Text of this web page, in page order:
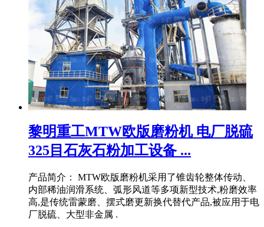
黎明重工MTW欧版磨粉机 电厂脱硫
325目石灰石粉加工设备 ...
产品简介： MTW欧版磨粉机采用了锥齿轮整体传动、
内部稀油润滑系统、弧形风道等多项新型技术,粉磨效率
高,是传统雷蒙磨、摆式磨更新换代替代产品,被应用于电
厂脱硫、大型非金属 .